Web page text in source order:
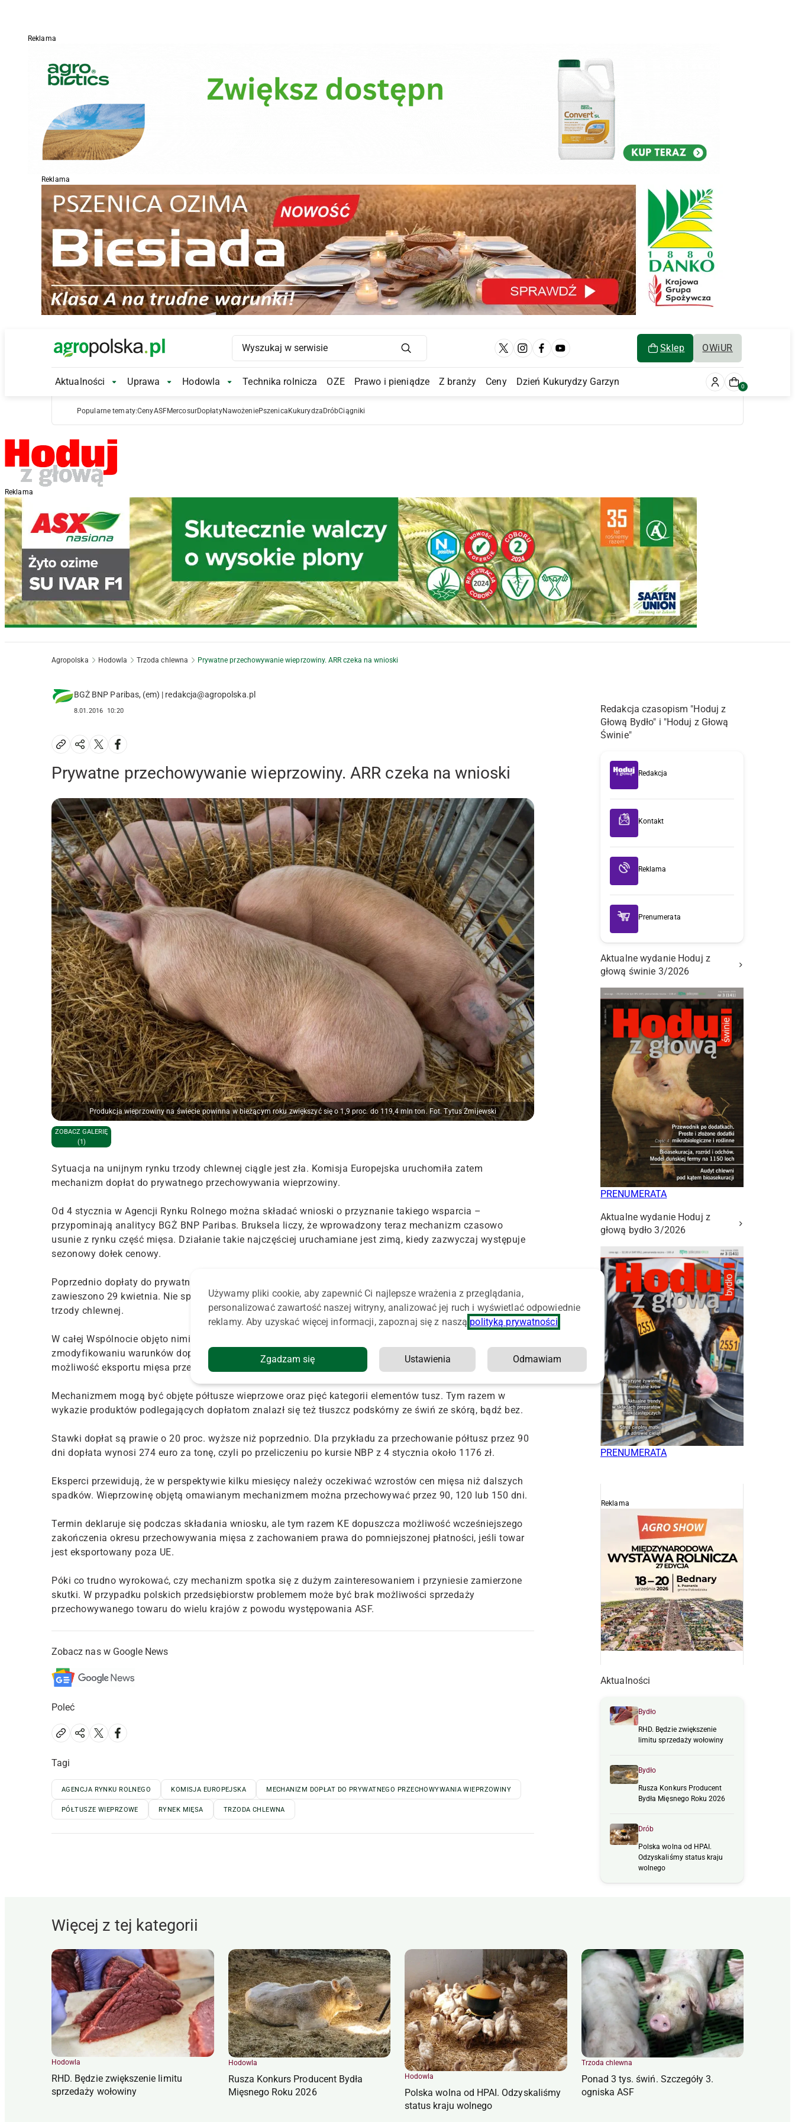
Reklama
Reklama
Main Logo Sklep OWiUR
Main Navigation
Aktualności Aktualności Submenu
Uprawa Uprawa Submenu
Hodowla Hodowla Submenu
Technika rolnicza OZE Prawo i pieniądze Z branży Ceny Dzień Kukurydzy Garzyn 0
Popularne tematy:CenyASFMercosurDopłatyNawożeniePszenica Kukurydza DróbCiągniki
Reklama
Agropolska Hodowla Trzoda chlewna Prywatne przechowywanie wieprzowiny. ARR czeka na wnioski
BGŻ BNP Paribas, (em) | redakcja@agropolska.pl
8.01.2016 10:20
Prywatne przechowywanie wieprzowiny. ARR czeka na wnioski
Produkcja wieprzowiny na świecie powinna w bieżącym roku zwiększyć się o 1,9 proc. do 119,4 mln ton. Fot. Tytus Żmijewski
ZOBACZ GALERIĘ
(1)
Sytuacja na unijnym rynku trzody chlewnej ciągle jest zła. Komisja Europejska uruchomiła zatem
mechanizm dopłat do prywatnego przechowywania wieprzowiny.
Od 4 stycznia w Agencji Rynku Rolnego można składać wnioski o przyznanie takiego wsparcia –
przypominają analitycy BGŻ BNP Paribas. Bruksela liczy, że wprowadzony teraz mechanizm czasowo
usunie z rynku część mięsa. Działanie takie najczęściej uruchamiane jest zimą, kiedy zazwyczaj występuje
sezonowy dołek cenowy.
Poprzednio dopłaty do prywatnego przechowywania wieprzowiny uruchomiono 9 marca 2015 r., a
zawieszono 29 kwietnia. Nie spotkały się one jednak z dużym zainteresowaniem unijnych producentów
trzody chlewnej.
W całej Wspólnocie objęto nimi 64 tys. ton mięsa i prawdopodobnie dlatego Bruksela podjęła decyzję o
zmodyfikowaniu warunków dopłat – rozszerzono listę produktów, podniesiono stawki i wprowadzono
możliwość eksportu mięsa przed upłynięciem okresu składowania.
Mechanizmem mogą być objęte półtusze wieprzowe oraz pięć kategorii elementów tusz. Tym razem w
wykazie produktów podlegających dopłatom znalazł się też tłuszcz podskórny ze świń ze skórą, bądź bez.
Stawki dopłat są prawie o 20 proc. wyższe niż poprzednio. Dla przykładu za przechowanie półtusz przez 90
dni dopłata wynosi 274 euro za tonę, czyli po przeliczeniu po kursie NBP z 4 stycznia około 1176 zł.
Eksperci przewidują, że w perspektywie kilku miesięcy należy oczekiwać wzrostów cen mięsa niż dalszych
spadków. Wieprzowinę objętą omawianym mechanizmem można przechowywać przez 90, 120 lub 150 dni.
Termin deklaruje się podczas składania wniosku, ale tym razem KE dopuszcza możliwość wcześniejszego
zakończenia okresu przechowywania mięsa z zachowaniem prawa do pomniejszonej płatności, jeśli towar
jest eksportowany poza UE.
Póki co trudno wyrokować, czy mechanizm spotka się z dużym zainteresowaniem i przyniesie zamierzone
skutki. W przypadku polskich przedsiębiorstw problemem może być brak możliwości sprzedaży
przechowywanego towaru do wielu krajów z powodu występowania ASF.
Zobacz nas w Google News
Poleć
Tagi
AGENCJA RYNKU ROLNEGO KOMISJA EUROPEJSKA MECHANIZM DOPŁAT DO PRYWATNEGO PRZECHOWYWANIA WIEPRZOWINY
PÓŁTUSZE WIEPRZOWE RYNEK MIĘSA TRZODA CHLEWNA
Redakcja czasopism "Hoduj z
Głową Bydło" i "Hoduj z Głową
Świnie"
Redakcja
Kontakt
Reklama
Prenumerata
Aktualne wydanie Hoduj z
głową świnie 3/2026
PRENUMERATA
Aktualne wydanie Hoduj z
głową bydło 3/2026
PRENUMERATA
Reklama
Aktualności
Bydło
RHD. Będzie zwiększenie
limitu sprzedaży wołowiny
Bydło
Rusza Konkurs Producent
Bydła Mięsnego Roku 2026
Drób
Polska wolna od HPAI.
Odzyskaliśmy status kraju
wolnego
Więcej z tej kategorii
Hodowla
RHD. Będzie zwiększenie limitu
sprzedaży wołowiny
Hodowla
Rusza Konkurs Producent Bydła
Mięsnego Roku 2026
Hodowla
Polska wolna od HPAI. Odzyskaliśmy
status kraju wolnego
Trzoda chlewna
Ponad 3 tys. świń. Szczegóły 3.
ogniska ASF
Używamy pliki cookie, aby zapewnić Ci najlepsze wrażenia z przeglądania,
personalizować zawartość naszej witryny, analizować jej ruch i wyświetlać odpowiednie
reklamy. Aby uzyskać więcej informacji, zapoznaj się z naszą polityką prywatności
Zgadzam się Ustawienia Odmawiam